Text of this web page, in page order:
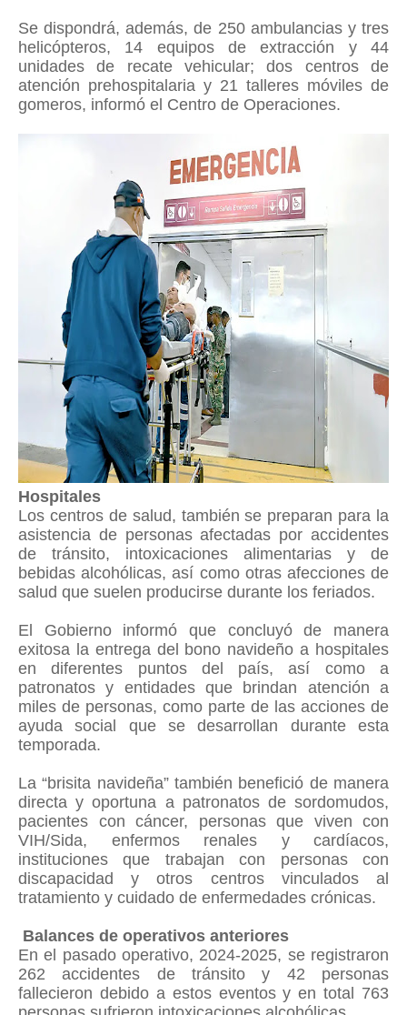
Se dispondrá, además, de 250 ambulancias y tres
helicópteros, 14 equipos de extracción y 44
unidades de recate vehicular; dos centros de
atención prehospitalaria y 21 talleres móviles de
gomeros, informó el Centro de Operaciones.
Hospitales
Los centros de salud, también se preparan para la
asistencia de personas afectadas por accidentes
de tránsito, intoxicaciones alimentarias y de
bebidas alcohólicas, así como otras afecciones de
salud que suelen producirse durante los feriados.
El Gobierno informó que concluyó de manera
exitosa la entrega del bono navideño a hospitales
en diferentes puntos del país, así como a
patronatos y entidades que brindan atención a
miles de personas, como parte de las acciones de
ayuda social que se desarrollan durante esta
temporada.
La “brisita navideña” también benefició de manera
directa y oportuna a patronatos de sordomudos,
pacientes con cáncer, personas que viven con
VIH/Sida, enfermos renales y cardíacos,
instituciones que trabajan con personas con
discapacidad y otros centros vinculados al
tratamiento y cuidado de enfermedades crónicas.
Balances de operativos anteriores
En el pasado operativo, 2024-2025, se registraron
262 accidentes de tránsito y 42 personas
fallecieron debido a estos eventos y en total 763